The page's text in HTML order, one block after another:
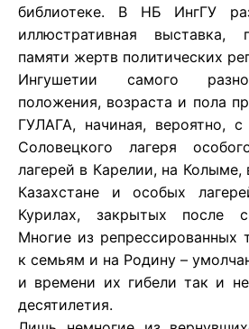
библиотеке. В НБ ИнгГУ
иллюстративная выставка,
памяти жертв политических
Ингушетии самого
положения, возраста и пола
ГУЛАГА, начиная, вероятно,
Соловецкого лагеря
лагерей в Карелии, на
Казахстане и особых
Курилах, закрытых после
Многие из репрессированных
к семьям и на Родину –
и времени их гибели так и
десятилетия.